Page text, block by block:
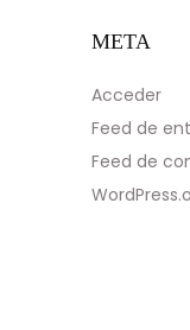
META
Acceder
Feed de
Feed de